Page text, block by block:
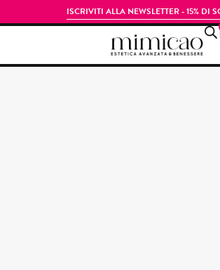
ISCRIVITI ALLA NEWSLETTER - 15% DI